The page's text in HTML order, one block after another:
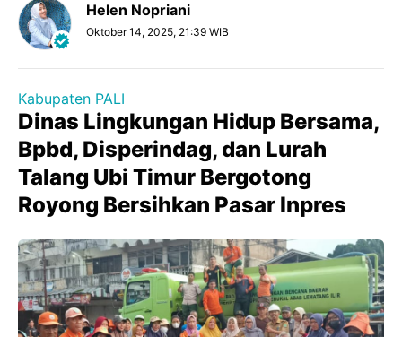
Helen Nopriani
Oktober 14, 2025, 21:39 WIB
Kabupaten PALI
Dinas Lingkungan Hidup Bersama,
Bpbd, Disperindag, dan Lurah
Talang Ubi Timur Bergotong
Royong Bersihkan Pasar Inpres